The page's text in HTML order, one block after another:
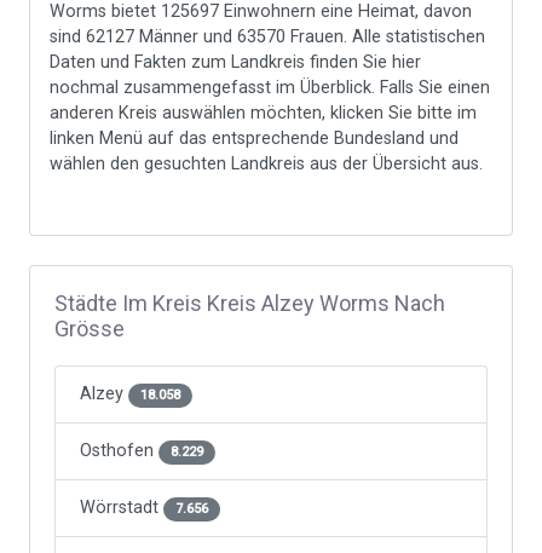
Worms bietet 125697 Einwohnern eine Heimat, davon
sind 62127 Männer und 63570 Frauen. Alle statistischen
Daten und Fakten zum Landkreis finden Sie hier
nochmal zusammengefasst im Überblick. Falls Sie einen
anderen Kreis auswählen möchten, klicken Sie bitte im
linken Menü auf das entsprechende Bundesland und
wählen den gesuchten Landkreis aus der Übersicht aus.
Städte Im Kreis Kreis Alzey Worms Nach
Grösse
Alzey 18.058
Osthofen 8.229
Wörrstadt 7.656